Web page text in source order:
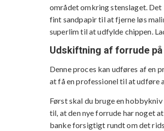
området omkring stenslaget.
fint sandpapir til at fjerne løs
superlim til at udfylde chippen.
Udskiftning af forrude på
Denne proces kan udføres af en
at få en professionel til at udføre
Først skal du bruge en
til, at den nye forrude har noget
banke forsigtigt rundt om det